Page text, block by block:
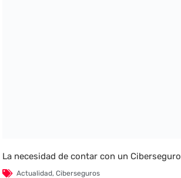
La necesidad de contar con un Ciberseguro
Actualidad,Ciberseguros